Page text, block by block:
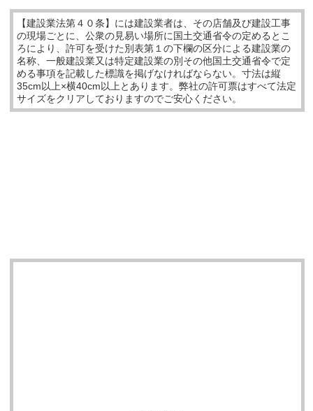
【建設業法第４０条】には建設業者は、その店舗及び建設工事
の現場ごとに、公衆の見易い場所に国土交通省令の定めるとこ
ろにより、許可を受けた別表第１の下欄の区分による建設業の
名称、一般建設業又は特定建設業の別その他国土交通省令で定
める事項を記載した標識を掲げなければならない。寸法は縦
35cm以上×横40cm以上とあります。弊社の許可票はすべて法定
サイズをクリアしておりますのでご安心ください。